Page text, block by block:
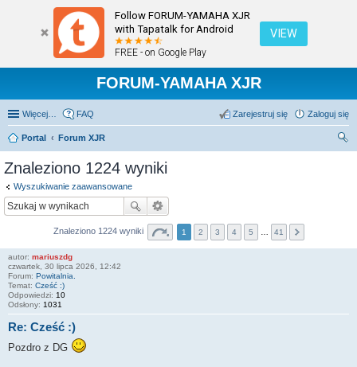
Follow FORUM-YAMAHA XJR
with Tapatalk for Android
FREE - on Google Play
VIEW
FORUM-YAMAHA XJR
Więcej… FAQ Zaloguj się
Zarejestruj się
Portal
Forum XJR
Znaleziono 1224 wyniki
Wyszukiwanie zaawansowane
Znaleziono 1224 wyniki 1 2 3 4 5 41
autor: mariuszdg
czwartek, 30 lipca 2026, 12:42
Forum: Powitalnia.
Temat: Cześć :)
Odpowiedzi: 10
Odsłony: 1031
Re: Cześć :)
Pozdro z DG